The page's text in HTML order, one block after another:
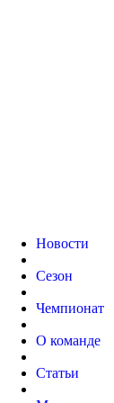
Новости
Сезон
Чемпионат
О команде
Статьи